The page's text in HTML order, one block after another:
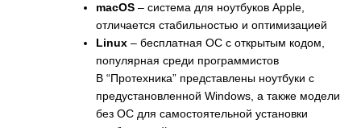
macOS – система для ноутбуков Apple,
отличается стабильностью и оптимизацией
Linux – бесплатная ОС с открытым кодом,
популярная среди программистов
В “Протехника” представлены ноутбуки с
предустановленной Windows, а также модели
без ОС для самостоятельной установки